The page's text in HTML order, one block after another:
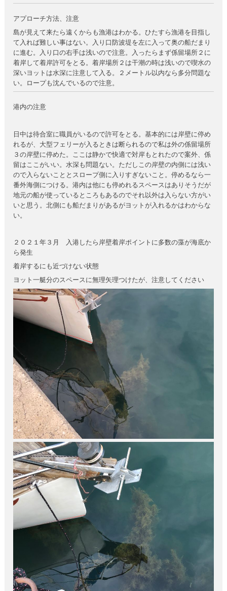
アプローチ方法、注意
島が見えて来たら遠くからも漁港はわかる。ひたすら漁港を目指し
て入れば難しい事はない。入り口防波堤を左に入って奥の船だまり
に進む。入り口の右手は浅いので注意。入ったらまず係留場所２に
着岸して着岸許可をとる。着岸場所２は干潮の時は浅いので喫水の
深いヨットは水深に注意して入る。２メートル以内なら多分問題な
い。ロープも沈んでいるので注意。
港内の注意
日中は待合室に職員がいるので許可をとる。基本的には岸壁に停め
れるが、大型フェリーが入るときは断られるので私は外の係留場所
３の岸壁に停めた。ここは静かで快適で対岸もとれたので案外、係
留はここがいい。水深も問題ない。ただしこの岸壁の内側には浅い
ので入らないこととスロープ側に入りすぎないこと。停めるなら一
番外海側につける。港内は他にも停めれるスペースはありそうだが
地元の船が使っているところもあるのでそれ以外は入らない方がい
いと思う。北側にも船だまりがあるがヨットが入れるかはわからな
い。
２０２１年３月 入港したら岸壁着岸ポイントに多数の藻が海底か
ら発生
着岸するにも近づけない状態
ヨット一艇分のスペースに無理矢理つけたが、注意してください